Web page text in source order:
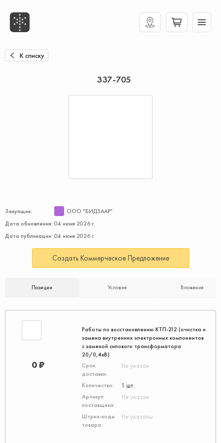
К списку
337-705
Закупщик:
ООО "БИДЗААР"
Дата обновления: 04 июня 2026 г.
Дата публикации: 04 июня 2026 г.
Создать Коммерческое Предложение
Позиции Условия Вложения
Работы по восстановлению КТП-212 (очистка и
замена внутренних электронных компонентов
с заменой силового трансформатора
20/0,4кВ)
Не указан
1 шт.
Не указан
Не указаны
0 ₽